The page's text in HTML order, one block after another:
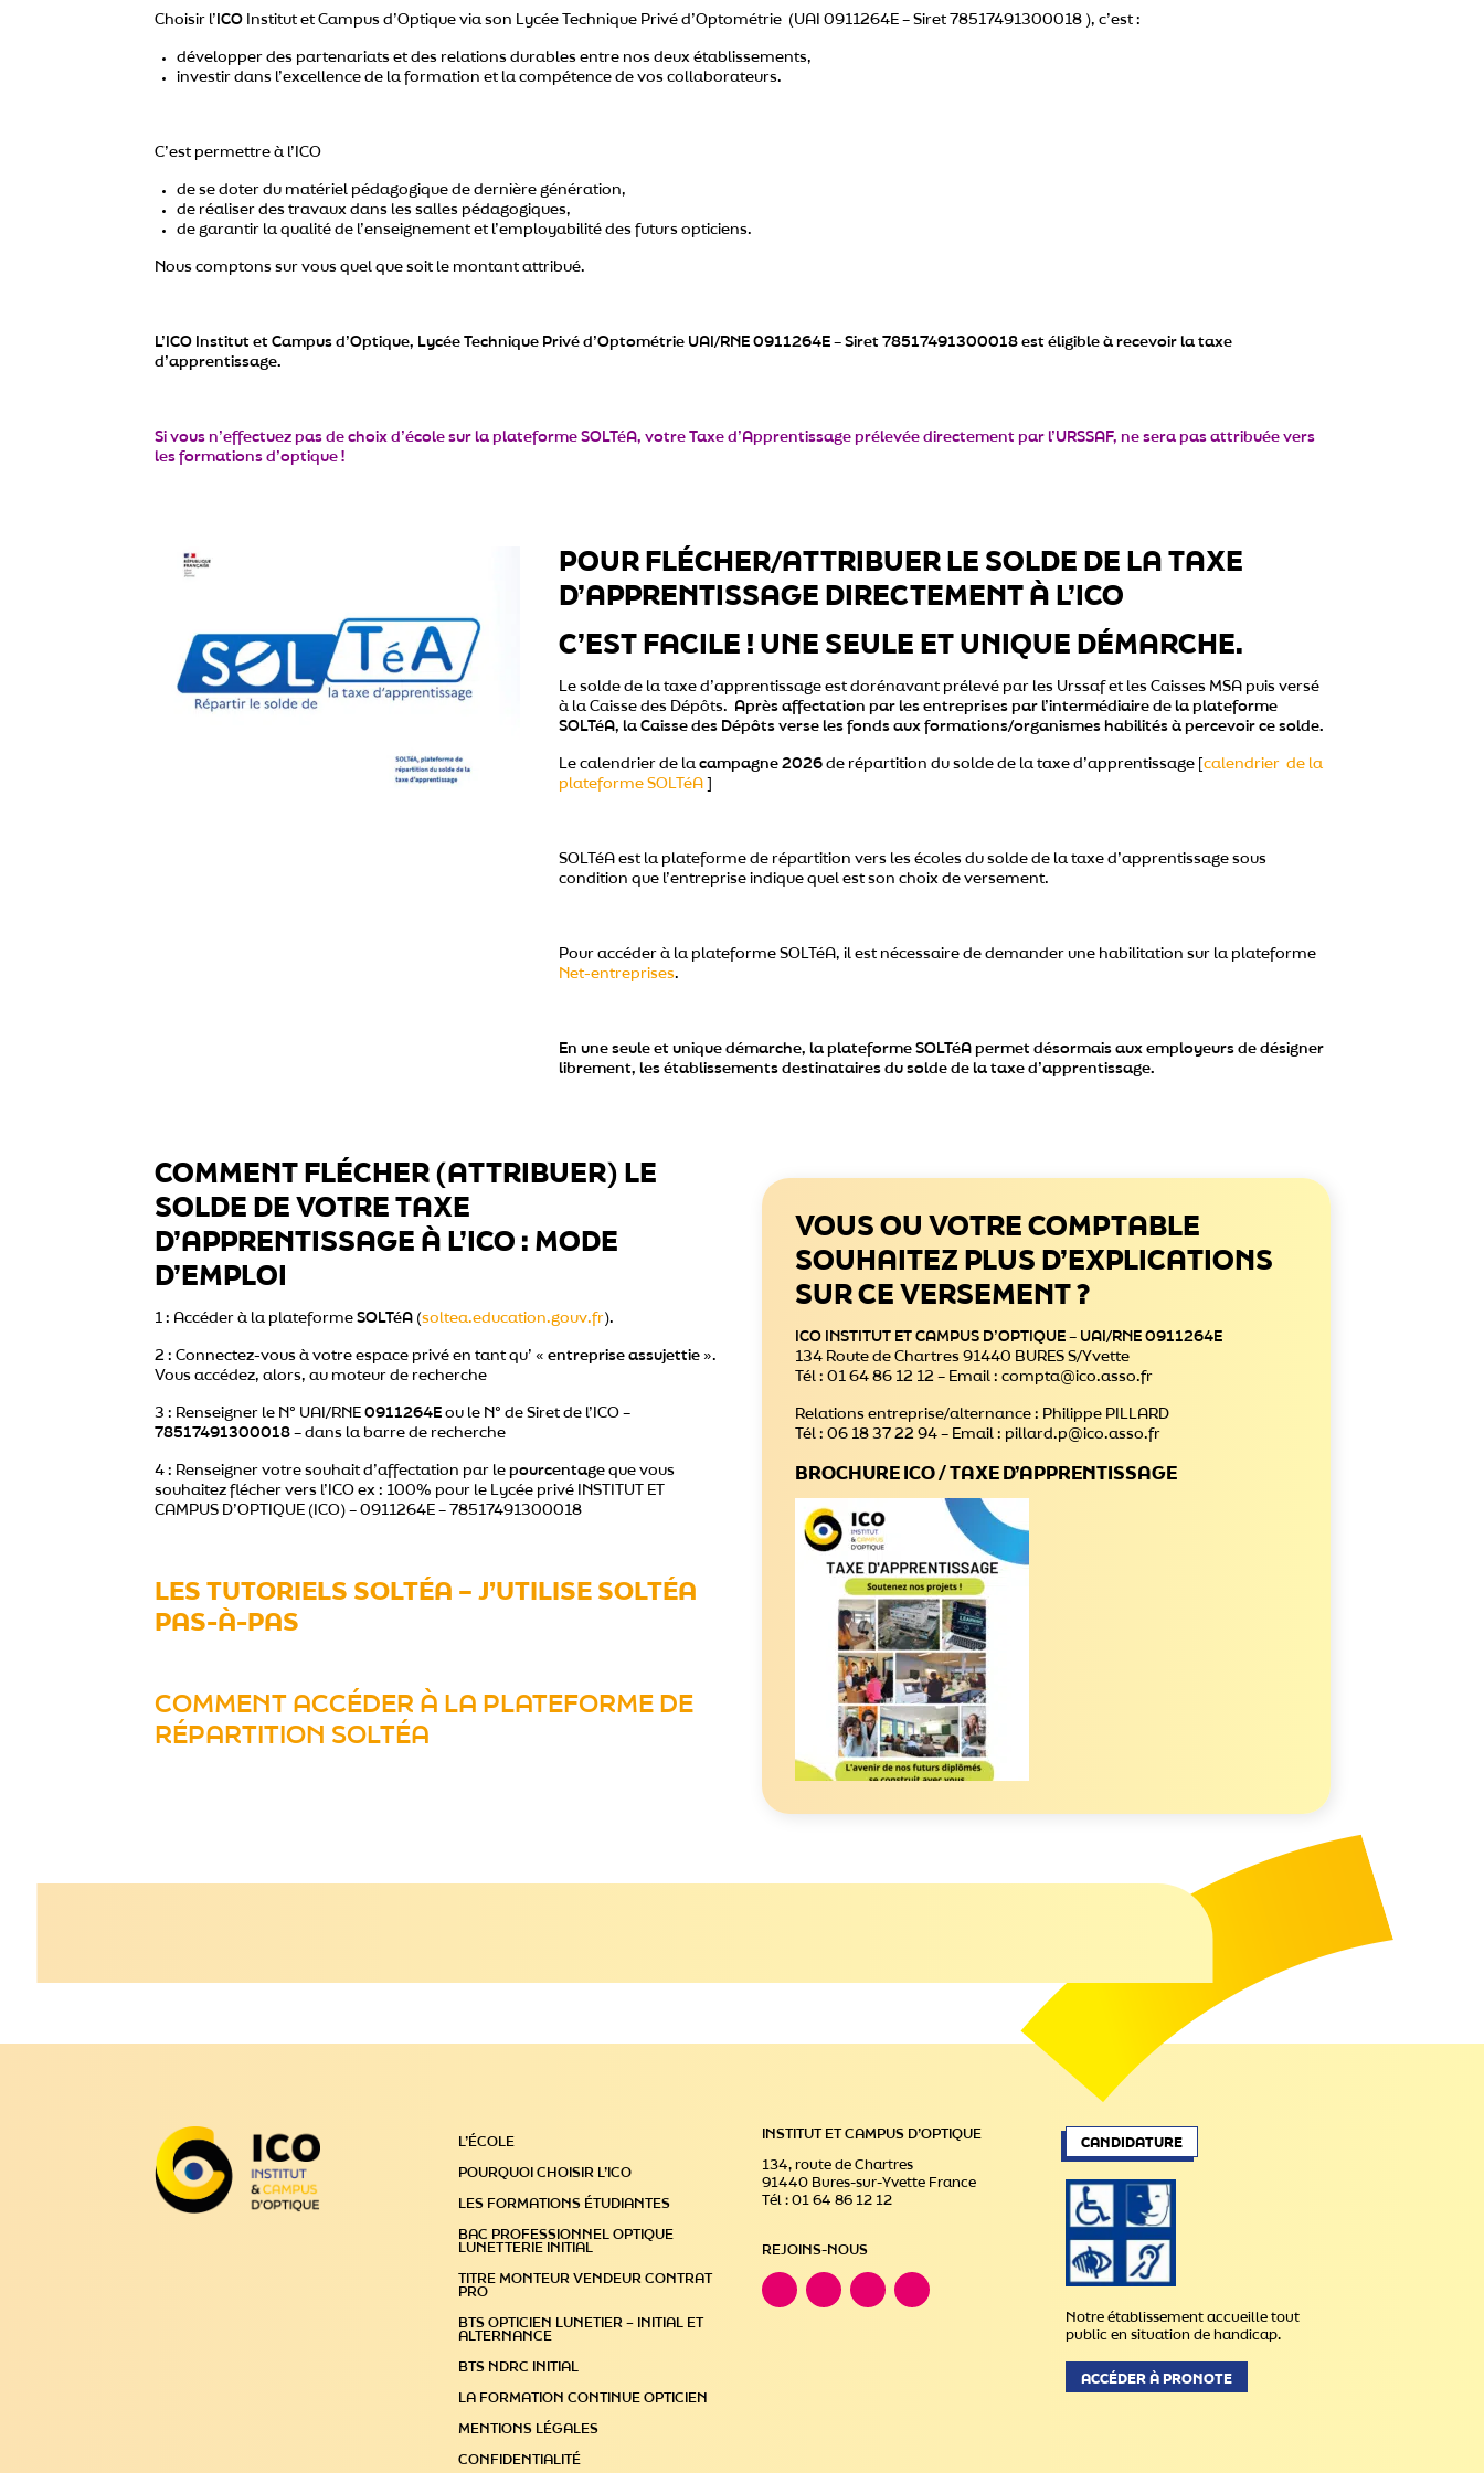
Choisir l’ ICOInstitut et Campus d’Optique via son Lycée Technique Privé d’Optométrie (UAI 0911264E – Siret 78517491300018 ), c’est :
développer des partenariats et des relations durables entre nos deux établissements,
investir dans l’excellence de la formation et la compétence de vos collaborateurs.
C’est permettre à l’ICO
de se doter du matériel pédagogique de dernière génération,
de réaliser des travaux dans les salles pédagogiques,
de garantir la qualité de l’enseignement et l’employabilité des futurs opticiens.
Nous comptons sur vous quel que soit le montant attribué.
L’ICO Institut et Campus d’Optique, Lycée Technique Privé d’Optométrie UAI/RNE 0911264E – Siret78517491300018 est éligible à recevoir la taxe
d’apprentissage.
Si vous n’effectuez pas de choix d’école sur la plateforme SOLTéA, votre Taxe d’Apprentissage prélevée directement par l’URSSAF, ne sera pas attribuée vers
les formations d’optique !
POUR FLÉCHER/ATTRIBUER LE SOLDE DE LA TAXE
D’APPRENTISSAGE DIRECTEMENT À L’ICO
C’EST FACILE ! UNE SEULE ET UNIQUE DÉMARCHE.
Le solde de la taxe d’apprentissage est dorénavant prélevé par les Urssaf et les Caisses MSA puis versé
à la Caisse des Dépôts. Après affectation par les entreprises par l’intermédiaire de la plateforme
SOLTéA, la Caisse des Dépôts verse les fonds aux formations/organismes habilités à percevoir ce solde.
Le calendrier de la campagne 2026 de répartition du solde de la taxe d’apprentissage [calendrier de la
plateforme SOLTéA
SOLTéA est la plateforme de répartition vers les écoles du solde de la taxe d’apprentissage sous
condition que l’entreprise indique quel est son choix de versement.
Pour accéder à la plateforme SOLTéA, il est nécessaire de demander une habilitation sur la plateforme
Net-entreprises.
En une seule et unique démarche, la plateforme SOLTéA permet désormais aux employeurs de désigner
librement, les établissements destinataires du solde de la taxe d’apprentissage.
COMMENT FLÉCHER (ATTRIBUER) LE
SOLDE DE VOTRE TAXE
D’APPRENTISSAGE À L’ICO : MODE
D’EMPLOI
1 : Accéder à la plateforme SOLTéA(soltea.education.gouv.fr).
2 : Connectez-vous à votre espace privé en tant qu’ « entreprise assujettie».
Vous accédez, alors, au moteur de recherche
3 : Renseigner le N° UAI/RNE 0911264Eou le N° de Siret de l’ICO –
78517491300018 – dans la barre de recherche
4 : Renseigner votre souhait d’affectation par le pourcentageque vous
souhaitez flécher vers l’ICO ex : 100% pour le Lycée privé INSTITUT ET
CAMPUS D’OPTIQUE (ICO) – 0911264E – 78517491300018
LES TUTORIELS SOLTÉA – J’UTILISE SOLTÉA
PAS-À-PAS
COMMENT ACCÉDER À LA PLATEFORME DE
RÉPARTITION SOLTÉA
VOUS OU VOTRE COMPTABLE
SOUHAITEZ PLUS D’EXPLICATIONS
SUR CE VERSEMENT ?
ICO INSTITUT ET CAMPUS D’OPTIQUE – UAI/RNE 0911264E
134 Route de Chartres 91440 BURES S/Yvette
Tél : 01 64 86 12 12 – Email : compta@ico.asso.fr
Relations entreprise/alternance : Philippe PILLARD
Tél : 06 18 37 22 94 – Email : pillard.p@ico.asso.fr
BROCHURE ICO / TAXE D’APPRENTISSAGE
L’ÉCOLE
POURQUOI CHOISIR L’ICO
LES FORMATIONS ÉTUDIANTES
BAC PROFESSIONNEL OPTIQUE
LUNETTERIE INITIAL
TITRE MONTEUR VENDEUR CONTRAT
PRO
BTS OPTICIEN LUNETIER – INITIAL ET
ALTERNANCE
BTS NDRC INITIAL
LA FORMATION CONTINUE OPTICIEN
MENTIONS LÉGALES
CONFIDENTIALITÉ
INSTITUT ET CAMPUS D’OPTIQUE
134, route de Chartres
91440 Bures-sur-Yvette France
Tél : 01 64 86 12 12
REJOINS-NOUS
CANDIDATURE
Notre établissement accueille tout
public en situation de handicap.
ACCÉDER À PRONOTE